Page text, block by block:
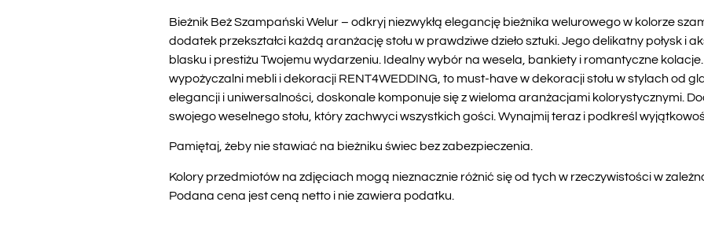
Bieżnik Beż Szampański Welur – odkryj niezwykłą elegancję bieżnika welurowego w kolorze
dodatek przekształci każdą aranżację stołu w prawdziwe dzieło sztuki. Jego delikatny połysk i
blasku i prestiżu Twojemu wydarzeniu. Idealny wybór na wesela, bankiety i romantyczne
wypożyczalni mebli i dekoracji RENT4WEDDING, to must-have w dekoracji stołu w stylach od
elegancji i uniwersalności, doskonale komponuje się z wieloma aranżacjami kolorystycznymi.
swojego weselnego stołu, który zachwyci wszystkich gości. Wynajmij teraz i podkreśl
Pamiętaj, żeby nie stawiać na bieżniku świec bez zabezpieczenia.
Kolory przedmiotów na zdjęciach mogą nieznacznie różnić się od tych w rzeczywistości w
Podana cena jest ceną netto i nie zawiera podatku.